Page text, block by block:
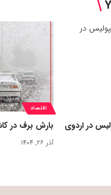
در اردوی
اقتصاد
بارش برف در
آذر ۲۶, ۱۴۰۴